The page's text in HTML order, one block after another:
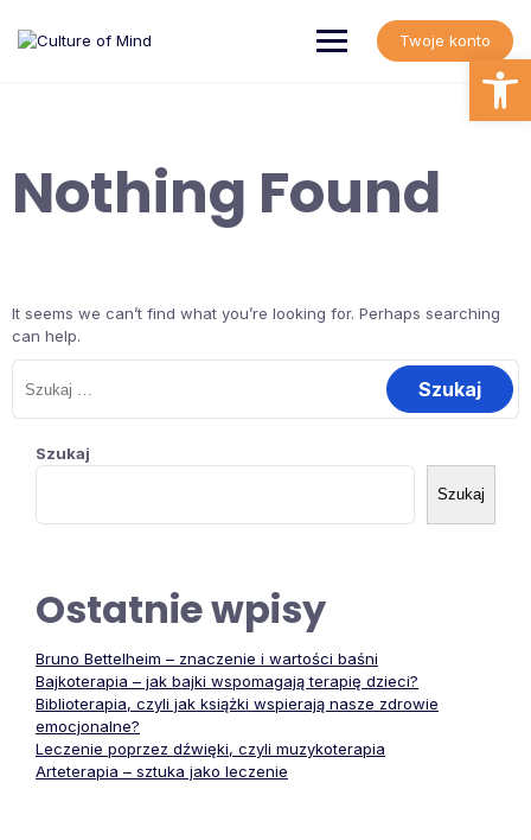
content
Twoje konto
Nothing Found
It seems we can’t find what you’re looking for. Perhaps searching
can help.
Szukaj:
Szukaj
Szukaj
Ostatnie wpisy
Bruno Bettelheim – znaczenie i wartości baśni
Bajkoterapia – jak bajki wspomagają terapię dzieci?
Biblioterapia, czyli jak książki wspierają nasze zdrowie
emocjonalne?
Leczenie poprzez dźwięki, czyli muzykoterapia
Arteterapia – sztuka jako leczenie